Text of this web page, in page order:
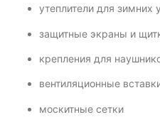
утеплители для зимних
защитные экраны и
крепления для
вентиляционные
москитные сетки